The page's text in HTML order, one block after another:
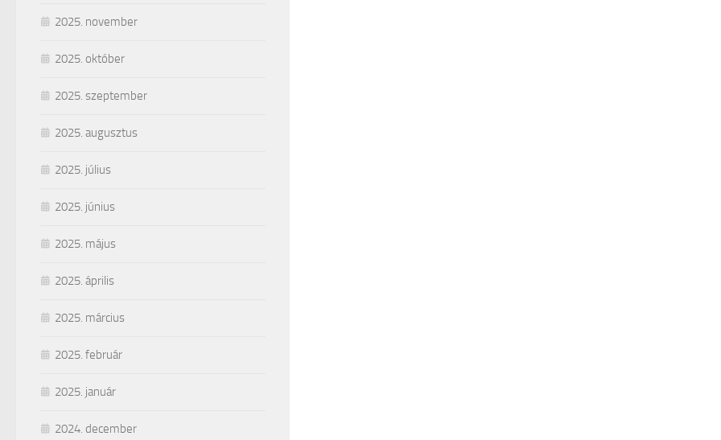
2025. november
2025. október
2025. szeptember
2025. augusztus
2025. július
2025. június
2025. május
2025. április
2025. március
2025. február
2025. január
2024. december